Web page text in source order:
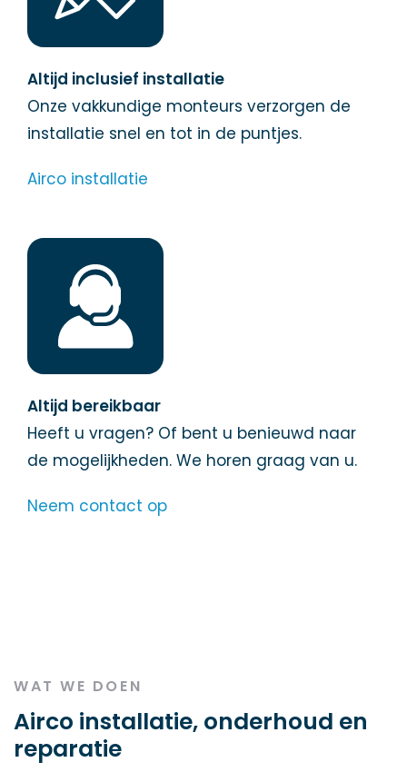
Altijd inclusief installatie
Onze vakkundige monteurs verzorgen de
installatie snel en tot in de puntjes.
Airco installatie
Altijd bereikbaar
Heeft u vragen? Of bent u benieuwd naar
de mogelijkheden. We horen graag van u.
Neem contact op
WAT WE DOEN
Airco installatie, onderhoud en
reparatie